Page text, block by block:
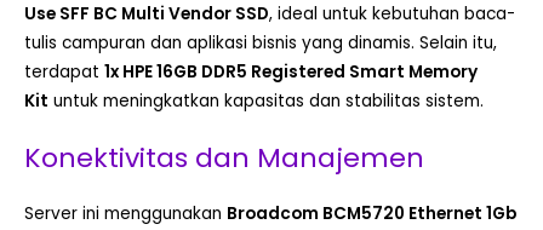
Use SFF BC Multi Vendor SSD, ideal untuk kebutuhan baca-
tulis campuran dan aplikasi bisnis yang dinamis. Selain itu,
terdapat 1x HPE 16GB DDR5 Registered Smart Memory
Kit untuk meningkatkan kapasitas dan stabilitas sistem.
Konektivitas dan Manajemen
Server ini menggunakan Broadcom BCM5720 Ethernet 1Gb